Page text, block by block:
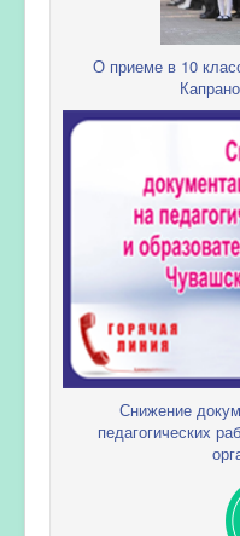
О приеме в 10
Снижение
педагогических